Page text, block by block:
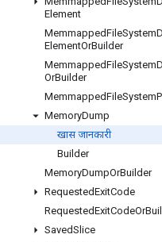
Element
MemmappedFileSystem
ElementOrBuilder
MemmappedFileSystem
OrBuilder
MemmappedFileSystem
MemoryDump
खास जानकारी
Builder
MemoryDumpOrBuilder
RequestedExitCode
RequestedExitCodeOr
SavedSlice